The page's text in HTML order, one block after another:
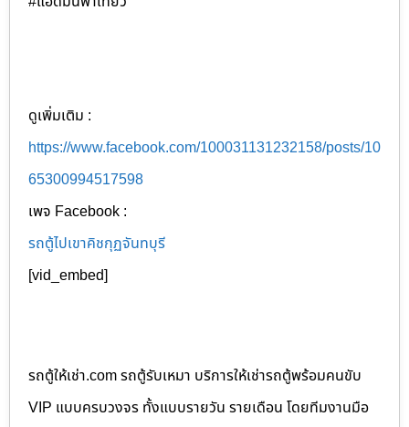
ดูเพิ่มเติม :
https://www.facebook.com/100031131232158/posts/10
65300994517598
เพจ Facebook :
รถตู้ไปเขาคิชกุฏจันทบุรี
[vid_embed]
รถตู้ให้เช่า.com รถตู้รับเหมา บริการให้เช่ารถตู้พร้อมคนขับ
VIP แบบครบวงจร ทั้งแบบรายวัน รายเดือน โดยทีมงานมือ